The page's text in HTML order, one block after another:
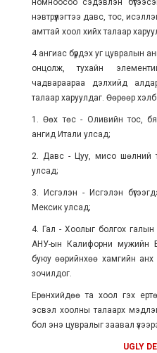
номноосоо сэдэвлэн
нэвтрүүлэгтээ давс, тос,
амттай хоол хийх талаар
4 ангиас бүрдэх уг цувралын
онцолж, тухайн
чадвараараа дэлхийд
талаар харуулдаг. Өөрөөр
1. Өөх төс - Оливийн тос,
ангид Итали улсад;
2. Давс - Цуу, мисо шөлний
улсад;
3. Исгэлэн - Исгэлэн
Мексик улсад;
4. Гал - Хоолыг болгох галын
АНУ-ын Калифорни мужийн
буюу өөрийнхөө хамгийн
зочилдог.
Ерөнхийдөө та хоол гэх
эсвэл хоолны талаарх
бол энэ цувралыг заавал
UGLY